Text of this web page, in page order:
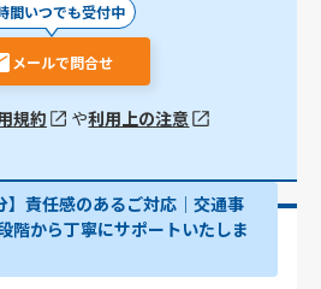
間いつでも受付中
メールで問合せ
規約 や利用上の注意
】責任感のあるご対応｜交通事
階から丁寧にサポートいたしま